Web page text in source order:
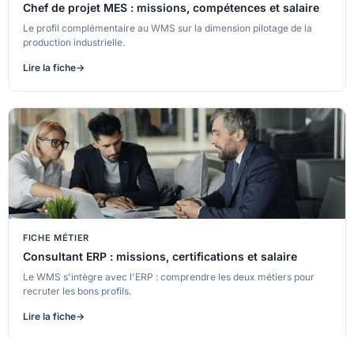
Chef de projet MES : missions, compétences et salaire
Le profil complémentaire au WMS sur la dimension pilotage de la
production industrielle.
Lire la fiche
FICHE MÉTIER
Consultant ERP : missions, certifications et salaire
Le WMS s'intègre avec l'ERP : comprendre les deux métiers pour
recruter les bons profils.
Lire la fiche